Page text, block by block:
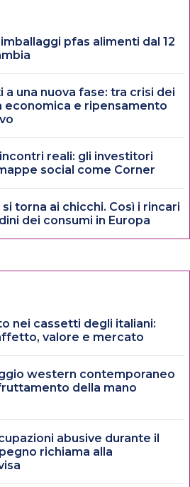
pfas alimenti dal 12
a una nuova fase: tra crisi dei
e ripensamento
reali: gli investitori
social come Corner
torna ai chicchi. Così i rincari
dei consumi in Europa
nei cassetti degli italiani:
valore e mercato
western contemporaneo
della mano
abusive durante il
richiama alla